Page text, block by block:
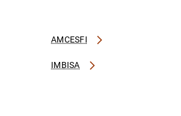
AMCESFI
IMBISA